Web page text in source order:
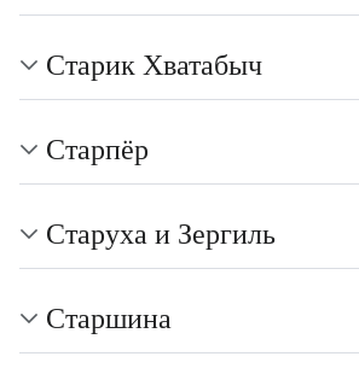
Старик Хватабыч
Старпёр
Старуха и Зергиль
Старшина